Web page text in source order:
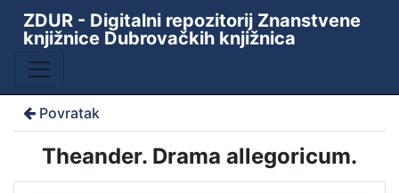
ZDUR - Digitalni repozitorij Znanstvene
knjižnice Dubrovačkih knjižnica
Povratak
Theander. Drama allegoricum.